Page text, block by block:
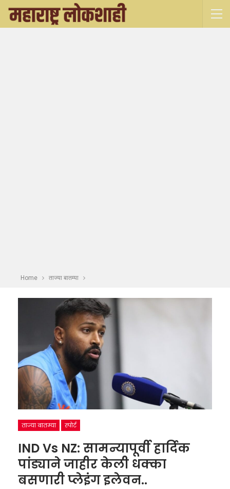
Home ताज्या बातम्या
ताज्या बातम्या स्पोर्ट
IND Vs NZ: सामन्यापूर्वी हार्दिक
पांड्याने जाहीर केली धक्का
बसणारी प्लेइंग इलेवन..